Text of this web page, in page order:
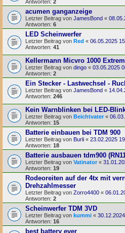
Antworten: 2
acumen ganganzeige
Letzter Beitrag von JamesBond «
Antworten: 6
LED Scheinwerfer
Letzter Beitrag von Red « 06.05.2025
Antworten: 41
Kellermann Micvro 1000
Letzter Beitrag von dingo « 03.05.2025
Antworten: 2
Ein Stecker - Lastwechsel -
Letzter Beitrag von JamesBond «
Antworten: 246
Kein Warnblinken bei LED-
Letzter Beitrag von Beichtvater «
Antworten: 15
Batterie einbauen bei TDM 900
Letzter Beitrag von Burli « 23.02.2025
Antworten: 18
Batterie ausbauen tdm900
Letzter Beitrag von Vatinator «
Antworten: 19
Rodeoreiten auf der 4tx mit
Drehzahlmesser
Letzter Beitrag von Zorro4400 «
Antworten: 2
Scheinwerfer TDM 3VD
Letzter Beitrag von kummi «
Antworten: 16
best battery ever